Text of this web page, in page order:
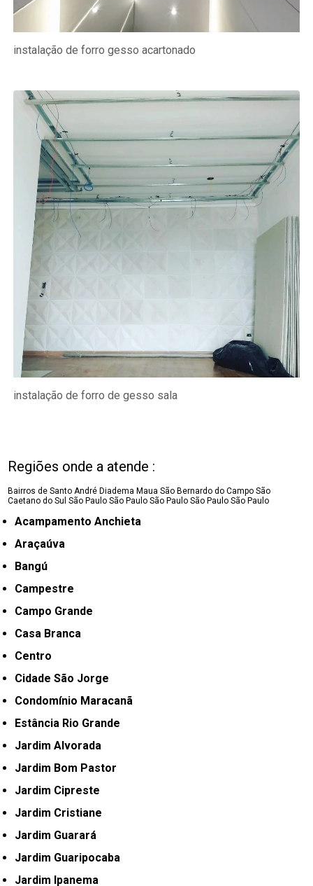
instalação de forro gesso acartonado
instalação de forro de gesso sala
Regiões onde a atende :
Bairros de Santo André Diadema Maua São Bernardo do Campo São
Caetano do SulSão Paulo São Paulo São Paulo São Paulo São Paulo
Acampamento Anchieta
Araçaúva
Bangú
Campestre
Campo Grande
Casa Branca
Centro
Cidade São Jorge
Condomínio Maracanã
Estância Rio Grande
Jardim Alvorada
Jardim Bom Pastor
Jardim Cipreste
Jardim Cristiane
Jardim Guarará
Jardim Guaripocaba
Jardim Ipanema